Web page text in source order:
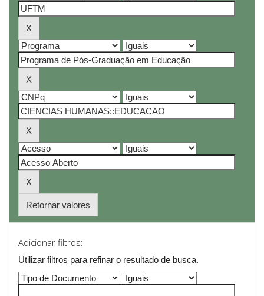
Retornar valores
Adicionar filtros:
Utilizar filtros para refinar o resultado de busca.